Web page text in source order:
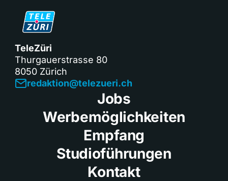
TeleZüri
Thurgauerstrasse 80
8050 Zürich
redaktion@telezueri.ch
Jobs
Werbemöglichkeiten
Empfang
Studioführungen
Kontakt